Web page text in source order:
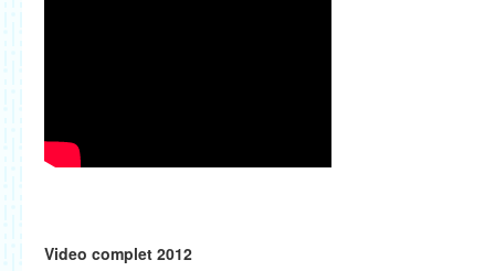
Video complet 2012